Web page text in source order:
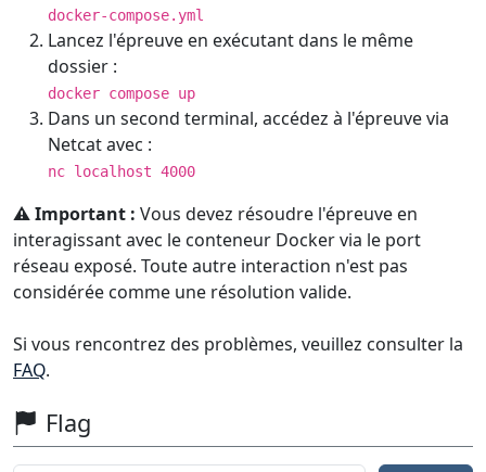
docker-compose.yml
Lancez l'épreuve en exécutant dans le même
dossier :
docker compose up
Dans un second terminal, accédez à l'épreuve via
Netcat avec :
nc localhost 4000
⚠️ Important : Vous devez résoudre l'épreuve en
interagissant avec le conteneur Docker via le port
réseau exposé. Toute autre interaction n'est pas
considérée comme une résolution valide.
Si vous rencontrez des problèmes, veuillez consulter la
FAQ.
Flag